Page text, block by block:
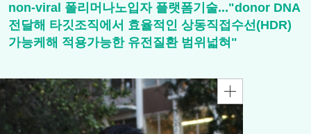
non-viral 폴리머나노입자 플랫폼기술..."donor DNA
전달해 타깃조직에서 효율적인 상동직접수선(HDR)
가능케해 적용가능한 유전질환 범위넓혀"